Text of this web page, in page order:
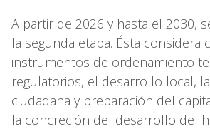
A partir de 2026 y hasta el 2030,
la segunda etapa. Ésta considera
instrumentos de ordenamiento
regulatorios, el desarrollo local,
ciudadana y preparación del
la concreción del desarrollo del